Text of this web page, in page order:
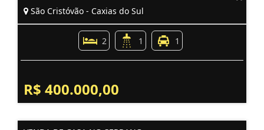
São Cristóvão - Caxias do Sul
2 1 1
R$ 400.000,00